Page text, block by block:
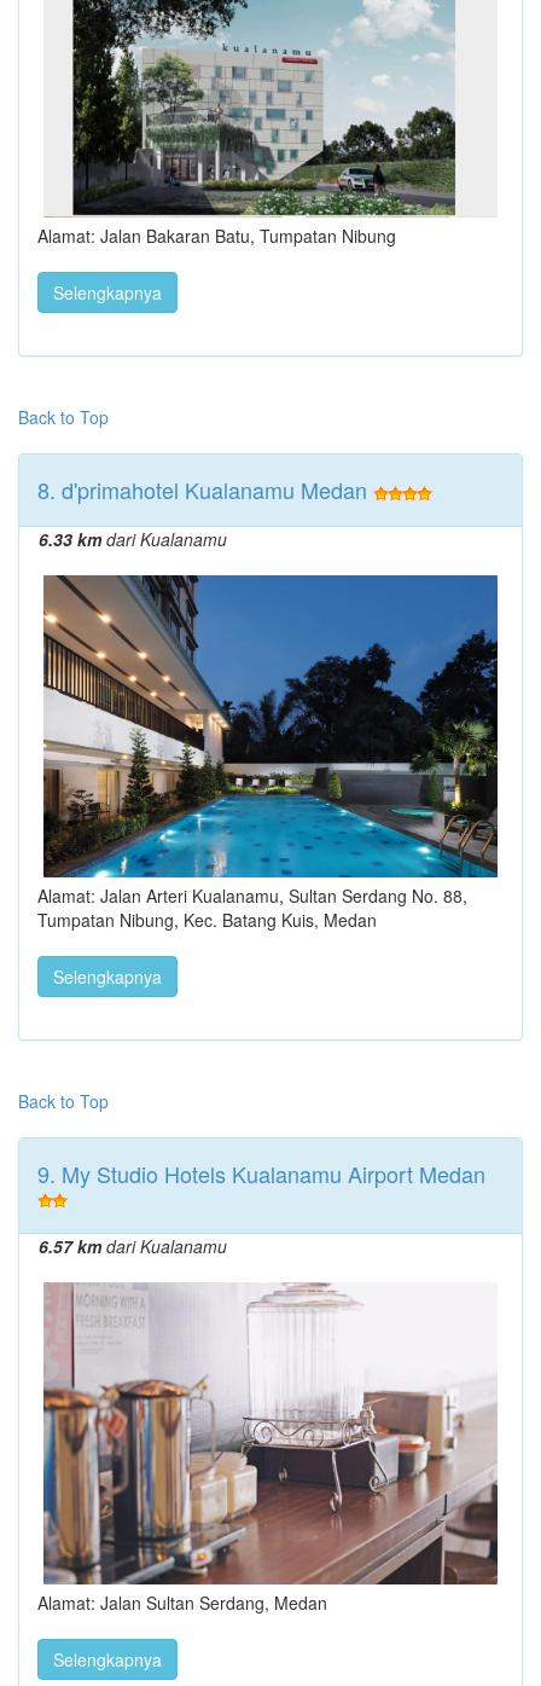
Alamat: Jalan Bakaran Batu, Tumpatan Nibung
Selengkapnya
Back to Top
8. d'primahotel Kualanamu Medan
6.33 kmdari Kualanamu
Alamat: Jalan Arteri Kualanamu, Sultan Serdang No. 88,
Tumpatan Nibung, Kec. Batang Kuis, Medan
Selengkapnya
Back to Top
9. My Studio Hotels Kualanamu Airport Medan
6.57 kmdari Kualanamu
Alamat: Jalan Sultan Serdang, Medan
Selengkapnya